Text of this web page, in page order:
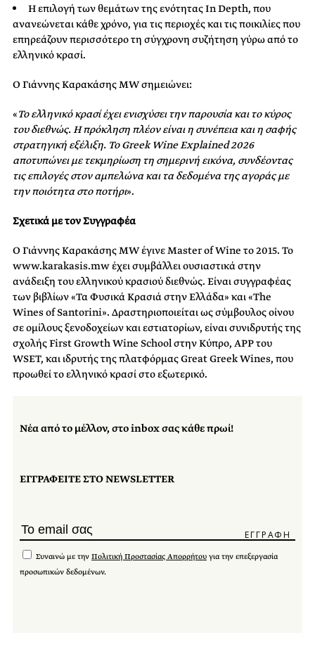
Η επιλογή των θεμάτων της ενότητας In Depth, που
ανανεώνεται κάθε χρόνο, για τις περιοχές και τις ποικιλίες που
επηρεάζουν περισσότερο τη σύγχρονη συζήτηση γύρω από το
ελληνικό κρασί.
Ο Γιάννης Καρακάσης MW σημειώνει:
«Το ελληνικό κρασί έχει ενισχύσει την παρουσία και το κύρος
του διεθνώς. Η πρόκληση πλέον είναι η συνέπεια και η σαφής
στρατηγική εξέλιξη. Το Greek Wine Explained 2026
αποτυπώνει με τεκμηρίωση τη σημερινή εικόνα, συνδέοντας
τις επιλογές στον αμπελώνα και τα δεδομένα της αγοράς με
την ποιότητα στο ποτήρι».
Σχετικά με τον Συγγραφέα
Ο Γιάννης Καρακάσης MW έγινε Master of Wine το 2015. Το
www.karakasis.mw έχει συμβάλλει ουσιαστικά στην
ανάδειξη του ελληνικού κρασιού διεθνώς. Είναι συγγραφέας
των βιβλίων «Τα Φυσικά Κρασιά στην Ελλάδα» και «The
Wines of Santorini». Δραστηριοποιείται ως σύμβουλος οίνου
σε ομίλους ξενοδοχείων και εστιατορίων, είναι συνιδρυτής της
σχολής First Growth Wine School στην Κύπρο, APP του
WSET, και ιδρυτής της πλατφόρμας Great Greek Wines, που
προωθεί το ελληνικό κρασί στο εξωτερικό.
Νέα από το μέλλον, στο inbox σας κάθε πρωί!
ΕΓΓΡΑΦΕΙΤΕ ΣΤΟ NEWSLETTER
Συναινώ με την Πολιτική Προστασίας Απορρήτου για την επεξεργασία
προσωπικών δεδομένων.